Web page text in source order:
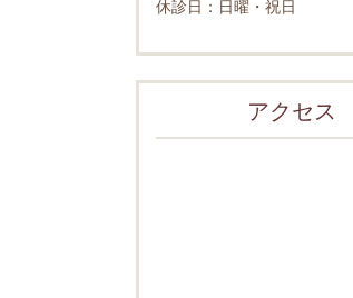
休診日：日曜・祝日
アクセス